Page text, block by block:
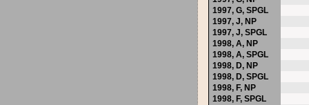
1997,G,SPGL
1997,J, NP
1997,J,SPGL
1998,A, NP
1998,A,SPGL
1998, D, NP
1998, D,SPGL
1998, F, NP
1998, F,SPGL